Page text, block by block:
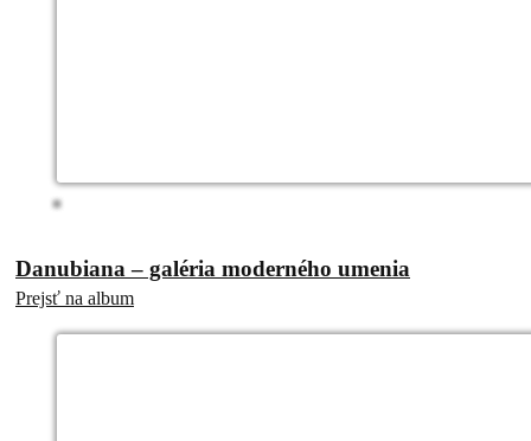
Danubiana – galéria moderného umenia
Prejsť na album